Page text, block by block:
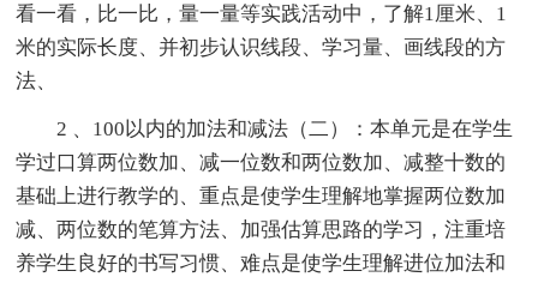
看一看，比一比，量一量等实践活动中，了解1厘米、1
米的实际长度、并初步认识线段、学习量、画线段的方
法、
2 、100以内的加法和减法（二）：本单元是在学生
学过口算两位数加、减一位数和两位数加、减整十数的
基础上进行教学的、重点是使学生理解地掌握两位数加
减、两位数的笔算方法、加强估算思路的学习，注重培
养学生良好的书写习惯、难点是使学生理解进位加法和